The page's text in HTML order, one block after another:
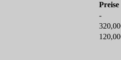
Preise
-